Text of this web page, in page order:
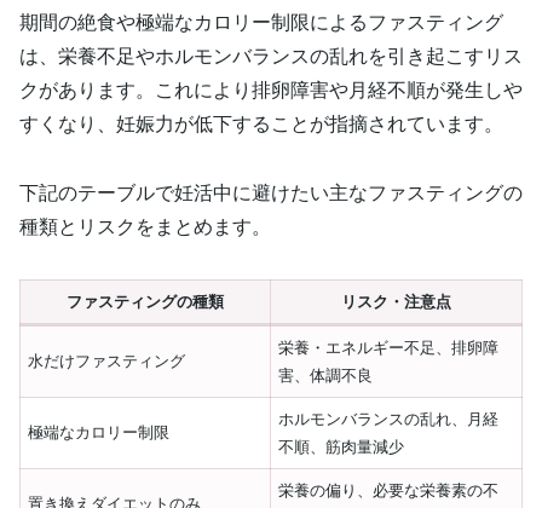
期間の絶食や極端なカロリー制限によるファスティング
は、栄養不足やホルモンバランスの乱れを引き起こすリス
クがあります。これにより排卵障害や月経不順が発生しや
すくなり、妊娠力が低下することが指摘されています。
下記のテーブルで妊活中に避けたい主なファスティングの
種類とリスクをまとめます。
ファスティングの種類 リスク・注意点
水だけファスティング
栄養・エネルギー不足、排卵障
害、体調不良
極端なカロリー制限
ホルモンバランスの乱れ、月経
不順、筋肉量減少
置き換えダイエットのみ
栄養の偏り、必要な栄養素の不